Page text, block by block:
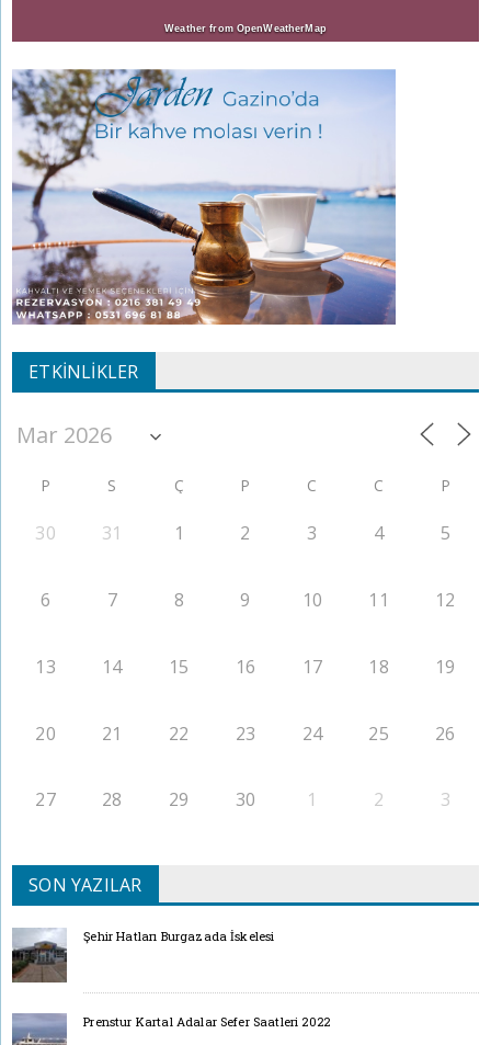
Weather from OpenWeatherMap
ETKINLIKLER
P S Ç P C C P
30 31 1 2 3 4 5
6 7 8 9 10 11 12
13 14 15 16 17 18 19
20 21 22 23 24 25 26
27 28 29 30 1 2 3
SON YAZILAR
Şehir Hatları Burgazada İskelesi
Prenstur Kartal Adalar Sefer Saatleri 2022